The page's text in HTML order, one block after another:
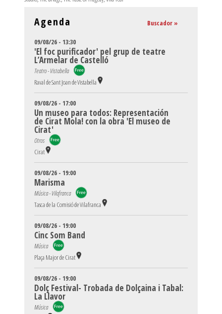
Agenda Buscador »
09/08/26 - 13:30
'El foc purificador' pel grup de teatre
L’Armelar de Castelló
Teatro - Vistabella
Raval de Sant Joan de Vistabella
09/08/26 - 17:00
Un museo para todos: Representación
de Cirat Mola! con la obra 'El museo de
Cirat'
Otros
Cirat
09/08/26 - 19:00
Marisma
Música - Vilafranca
Tasca de la Comisió de Vilafranca
09/08/26 - 19:00
Cinc Som Band
Música
Plaça Major de Cirat
09/08/26 - 19:00
Dolç Festival- Trobada de Dolçaina i Tabal:
La Llavor
Música